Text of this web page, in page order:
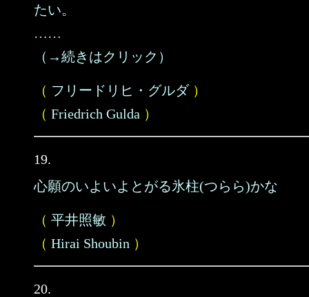
たい。
……
（→続きはクリック）
（ フリードリヒ・グルダ）
（ Friedrich Gulda ）
19.
心願のいよいよとがる氷柱(つらら)かな
（ 平井照敏 ）
（ Hirai Shoubin ）
20.